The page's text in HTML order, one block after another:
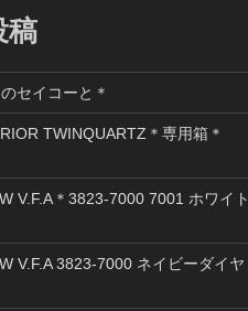
稿
セイコーと＊
TWINQUARTZ＊専用箱＊
V.F.A＊3823-7000 7001 ホワイト
V.F.A 3823-7000 ネイビーダイヤ